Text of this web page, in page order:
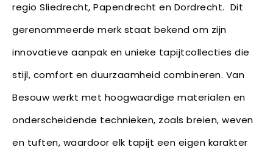
regio Sliedrecht, Papendrecht en Dordrecht. Dit
gerenommeerde merk staat bekend om zijn
innovatieve aanpak en unieke tapijtcollecties die
stijl, comfort en duurzaamheid combineren. Van
Besouw werkt met hoogwaardige materialen en
onderscheidende technieken, zoals breien, weven
en tuften, waardoor elk tapijt een eigen karakter